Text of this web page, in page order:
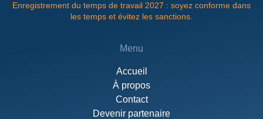
Enregistrement du temps de travail 2027 : soyez conforme dans
les temps et évitez les sanctions.
Menu
Accueil
À propos
Contact
Devenir partenaire